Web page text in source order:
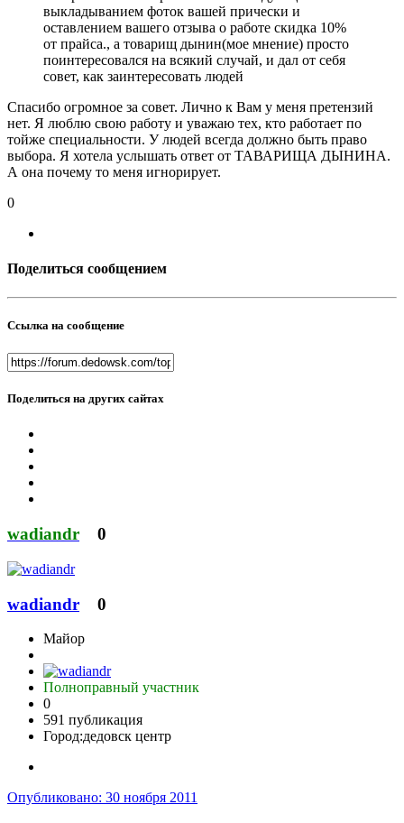
выкладыванием фоток вашей прически и
оставлением вашего отзыва о работе скидка 10%
от прайса., а товарищ дынин(мое мнение) просто
поинтересовался на всякий случай, и дал от себя
совет, как заинтересовать людей
Спасибо огромное за совет. Лично к Вам у меня претензий
нет. Я люблю свою работу и уважаю тех, кто работает по
тойже специальности. У людей всегда должно быть право
выбора. Я хотела услышать ответ от ТАВАРИЩА ДЫНИНА.
А она почему то меня игнорирует.
0
Поделиться сообщением
Ссылка на сообщение
Поделиться на других сайтах
wadiandr 0
wadiandr 0
Майор
Полноправный участник
0
591 публикация
Город:дедовск центр
Опубликовано: 30 ноября 2011